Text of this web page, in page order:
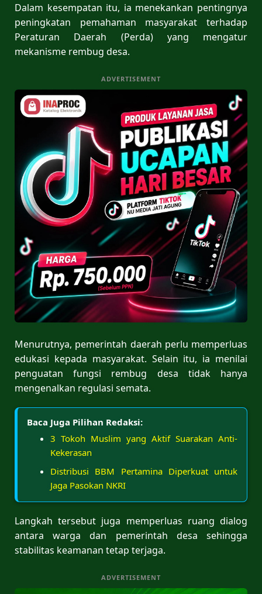
Dalam kesempatan itu, ia menekankan pentingnya
peningkatan pemahaman masyarakat terhadap
Peraturan Daerah (Perda) yang mengatur
mekanisme rembug desa.
ADVERTISEMENT
Menurutnya, pemerintah daerah perlu memperluas
edukasi kepada masyarakat. Selain itu, ia menilai
penguatan fungsi rembug desa tidak hanya
mengenalkan regulasi semata.
Baca Juga Pilihan Redaksi:
3 Tokoh Muslim yang Aktif Suarakan Anti-
Kekerasan
Distribusi BBM Pertamina Diperkuat untuk
Jaga Pasokan NKRI
Langkah tersebut juga memperluas ruang dialog
antara warga dan pemerintah desa sehingga
stabilitas keamanan tetap terjaga.
ADVERTISEMENT